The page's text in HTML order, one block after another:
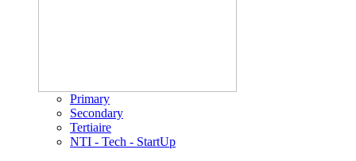
Primary
Secondary
Tertiaire
NTI - Tech - StartUp